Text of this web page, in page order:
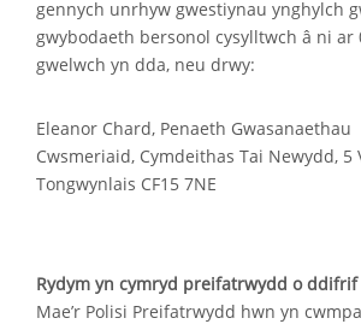
gennych unrhyw gwestiynau ynghylch
gwybodaeth bersonol cysylltwch â ni ar
gwelwch yn dda, neu drwy:
Eleanor Chard, Penaeth Gwasanaethau
Cwsmeriaid, Cymdeithas Tai Newydd, 5
Tongwynlais CF15 7NE
Rydym yn cymryd preifatrwydd o ddifrif
Mae’r Polisi Preifatrwydd hwn yn